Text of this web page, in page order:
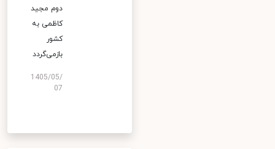
دوم مجید
کاظمی به
کشور
بازمی‌گردد
1405/05/
07